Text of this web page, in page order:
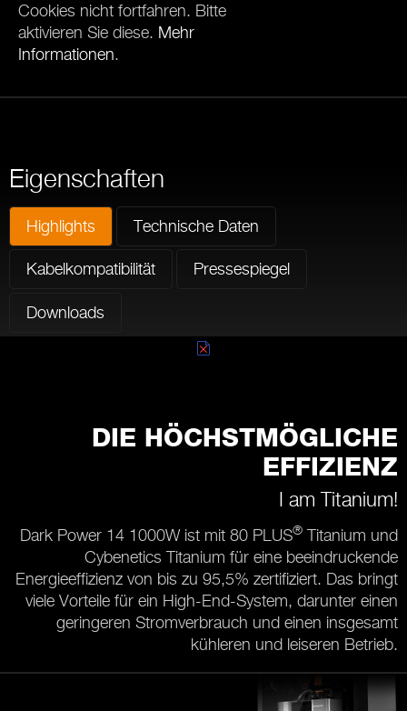
Cookies nicht fortfahren. Bitte
aktivieren Sie diese. Mehr
Informationen.
Eigenschaften
Highlights Technische Daten
Kabelkompatibilität Pressespiegel
Downloads
DIE HÖCHSTMÖGLICHE
EFFIZIENZ
I am Titanium!
Dark Power 14 1000W ist mit 80 PLUS® Titanium und
Cybenetics Titanium für eine beeindruckende
Energieeffizienz von bis zu 95,5% zertifiziert. Das bringt
viele Vorteile für ein High-End-System, darunter einen
geringeren Stromverbrauch und einen insgesamt
kühleren und leiseren Betrieb.